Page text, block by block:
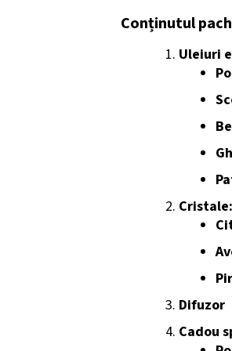
Conținutul
Uleiuri
Cristale:
Difuzor
Cadou